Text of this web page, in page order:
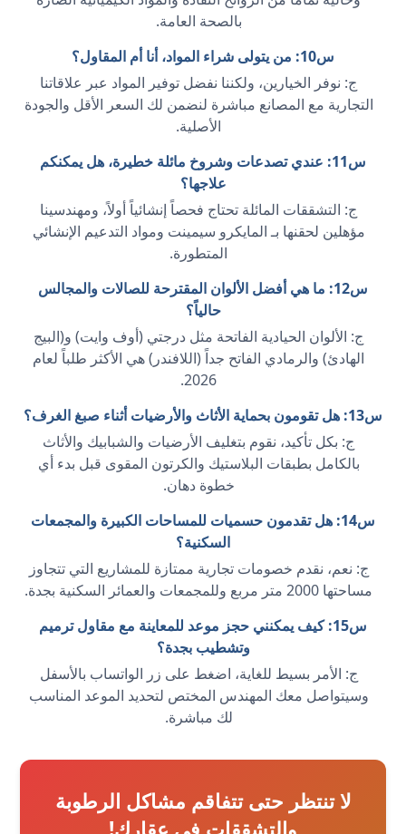
بالصحة العامة.
س10: من يتولى شراء المواد، أنا أم المقاول؟
ج: نوفر الخيارين، ولكننا نفضل توفير المواد عبر علاقاتنا
التجارية مع المصانع مباشرة لنضمن لك السعر الأقل والجودة
الأصلية.
س11: عندي تصدعات وشروخ مائلة خطيرة، هل يمكنكم
علاجها؟
ج: التشققات المائلة تحتاج فحصاً إنشائياً أولاً، ومهندسينا
مؤهلين لحقنها بـ المايكرو سيمينت ومواد التدعيم الإنشائي
المتطورة.
س12: ما هي أفضل الألوان المقترحة للصالات والمجالس
حالياً؟
ج: الألوان الحيادية الفاتحة مثل درجتي (أوف وايت) و(البيج
الهادئ) والرمادي الفاتح جداً (اللافندر) هي الأكثر طلباً لعام
2026.
س13: هل تقومون بحماية الأثاث والأرضيات أثناء صبغ الغرف؟
ج: بكل تأكيد، نقوم بتغليف الأرضيات والشبابيك والأثاث
بالكامل بطبقات البلاستيك والكرتون المقوى قبل بدء أي
خطوة دهان.
س14: هل تقدمون حسميات للمساحات الكبيرة والمجمعات
السكنية؟
ج: نعم، نقدم خصومات تجارية ممتازة للمشاريع التي تتجاوز
مساحتها 2000 متر مربع وللمجمعات والعمائر السكنية بجدة.
س15: كيف يمكنني حجز موعد للمعاينة مع مقاول ترميم
وتشطيب بجدة؟
ج: الأمر بسيط للغاية، اضغط على زر الواتساب بالأسفل
وسيتواصل معك المهندس المختص لتحديد الموعد المناسب
لك مباشرة.
لا تنتظر حتى تتفاقم مشاكل الرطوبة